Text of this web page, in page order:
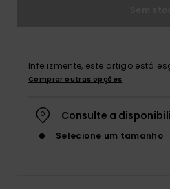
Infelizmente, este artigo está
Comprar outras opções
Consulte a
Selecione um tamanho